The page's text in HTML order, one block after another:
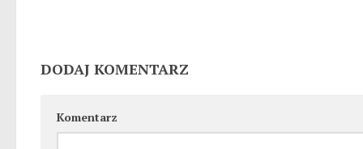
DODAJ KOMENTARZ
Komentarz